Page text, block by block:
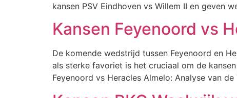
kansen PSV Eindhoven vs Willem II en geven
Kansen Feyenoord vs
De komende wedstrijd tussen Feyenoord en
als sterke favoriet is het cruciaal om de
Feyenoord vs Heracles Almelo: Analyse van